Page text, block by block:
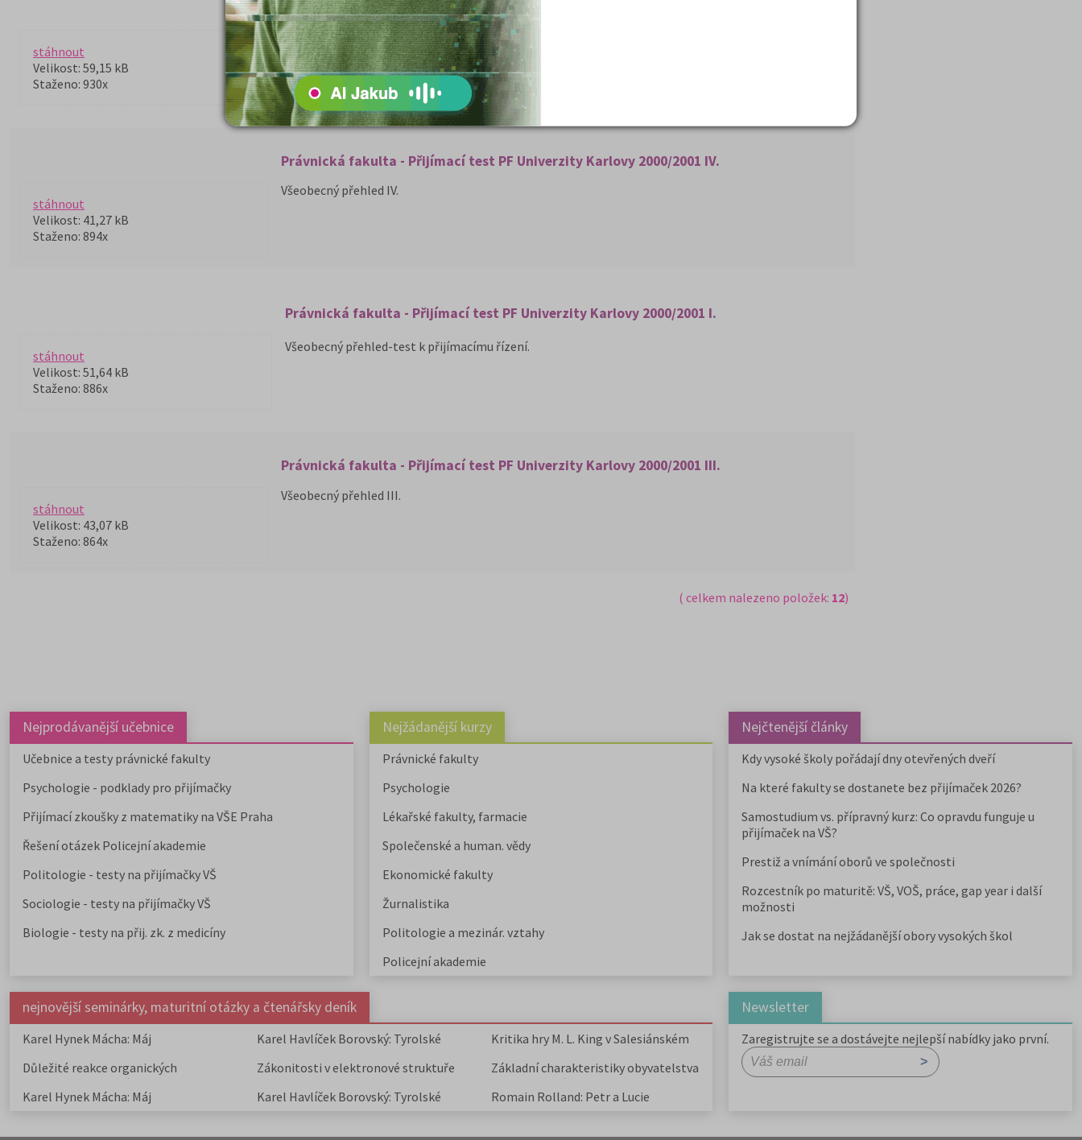
Právnická fakulta - Přijímací test PF Univerzity Karlovy 2000/2001 II.
Všeobecný přehled II.
stáhnout
Velikost: 59,15 kB
Staženo: 930x
Právnická fakulta - Přijímací test PF Univerzity Karlovy 2000/2001 IV.
Všeobecný přehled IV.
stáhnout
Velikost: 41,27 kB
Staženo: 894x
Právnická fakulta - Přijímací test PF Univerzity Karlovy 2000/2001 I.
Všeobecný přehled-test k přijímacímu řízení.
stáhnout
Velikost: 51,64 kB
Staženo: 886x
Právnická fakulta - Přijímací test PF Univerzity Karlovy 2000/2001 III.
Všeobecný přehled III.
stáhnout
Velikost: 43,07 kB
Staženo: 864x
( celkem nalezeno položek: 12)
Nejprodávanější učebnice
Učebnice a testy právnické fakulty
Psychologie - podklady pro přijímačky
Přijímací zkoušky z matematiky na VŠE Praha
Řešení otázek Policejní akademie
Politologie - testy na přijímačky VŠ
Sociologie - testy na přijímačky VŠ
Biologie - testy na přij. zk. z medicíny
Nejžádanější kurzy
Právnické fakulty
Psychologie
Lékařské fakulty, farmacie
Společenské a human. vědy
Ekonomické fakulty
Žurnalistika
Politologie a mezinár. vztahy
Policejní akademie
Nejčtenější články
Kdy vysoké školy pořádají dny otevřených dveří
Na které fakulty se dostanete bez přijímaček 2026?
Samostudium vs. přípravný kurz: Co opravdu funguje u
přijímaček na VŠ?
Prestiž a vnímání oborů ve společnosti
Rozcestník po maturitě: VŠ, VOŠ, práce, gap year i další
možnosti
Jak se dostat na nejžádanější obory vysokých škol
nejnovější seminárky, maturitní otázky a čtenářsky deník
Karel Hynek Mácha: Máj
Karel Havlíček Borovský: Tyrolské
Kritika hry M. L. King v Salesiánském
Důležité reakce organických
sloučenin a jejich význam
Zákonitosti v elektronové struktuře
Základní charakteristiky obyvatelstva
a geografie sídel
Karel Hynek Mácha: Máj
Karel Havlíček Borovský: Tyrolské
Romain Rolland: Petr a Lucie
Newsletter
Zaregistrujte se a dostávejte nejlepší nabídky jako první.